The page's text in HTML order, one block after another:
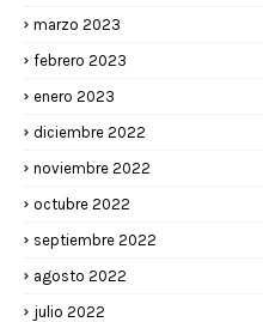
marzo 2023
febrero 2023
enero 2023
diciembre 2022
noviembre 2022
octubre 2022
septiembre 2022
agosto 2022
julio 2022